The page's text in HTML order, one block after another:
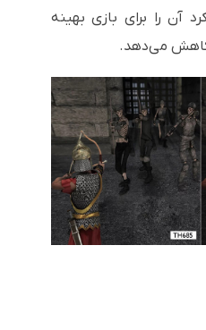
آن را برای بازی بهینه
کاهش می‌دهد.